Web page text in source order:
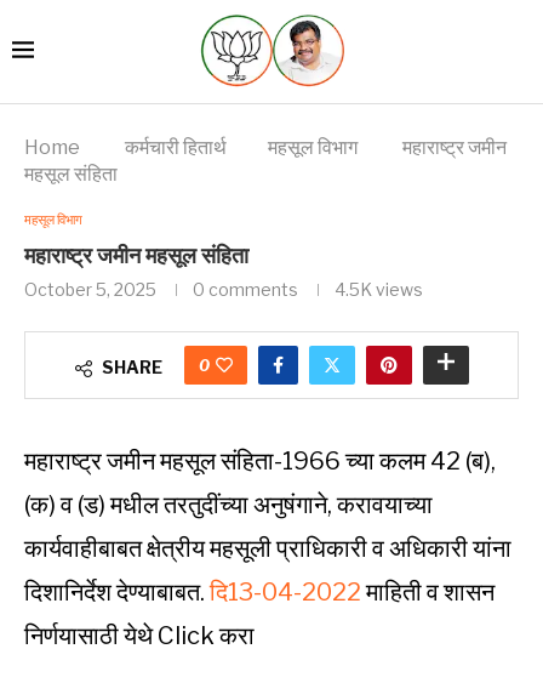
Home कर्मचारी हितार्थ महसूल विभाग
महाराष्ट्र जमीन
महसूल संहिता
महसूल विभाग
महाराष्ट्र जमीन महसूल संहिता
October 5, 2025 0 comments 4.5K views
SHARE 0
महाराष्ट्र जमीन महसूल संहिता-1966 च्या कलम 42 (ब),
(क) व (ड) मधील तरतुदींच्या अनुषंगाने, करावयाच्या
कार्यवाहीबाबत क्षेत्रीय महसूली प्राधिकारी व अधिकारी यांना
दिशानिर्देश देण्याबाबत.दि13-04-2022माहिती व शासन
निर्णयासाठी येथे Click करा